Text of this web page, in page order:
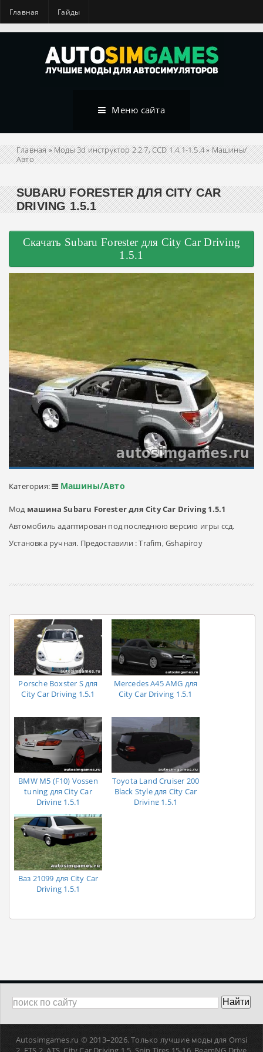
Главная Гайды
Меню сайта
Главная»Моды 3d инструктор 2.2.7, CCD 1.4.1-1.5.4»Машины/
Авто
SUBARU FORESTER ДЛЯ CITY CAR
DRIVING 1.5.1
Скачать Subaru Forester для City Car Driving
1.5.1
Категория: Машины/Авто
Мод машина Subaru Forester для City Car Driving 1.5.1
Автомобиль адаптирован под последнюю версию игры ссд.
Установка ручная. Предоставили : Trafim, Gshapiroy
Porsche Boxster S для
City Car Driving 1.5.1
Mercedes A45 AMG для
City Car Driving 1.5.1
BMW M5 (F10) Vossen
tuning для City Car
Driving 1.5.1
Toyota Land Cruiser 200
Black Style для City Car
Driving 1.5.1
Ваз 21099 для City Car
Driving 1.5.1
Autosimgames.ru © 2013–2026. Только лучшие моды для Omsi